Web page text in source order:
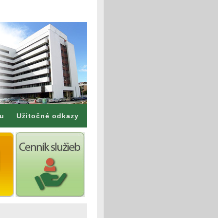
Užitočné odkazy